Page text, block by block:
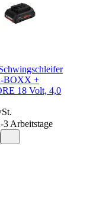
BOXX +
18 Volt, 4,0
Arbeitstage